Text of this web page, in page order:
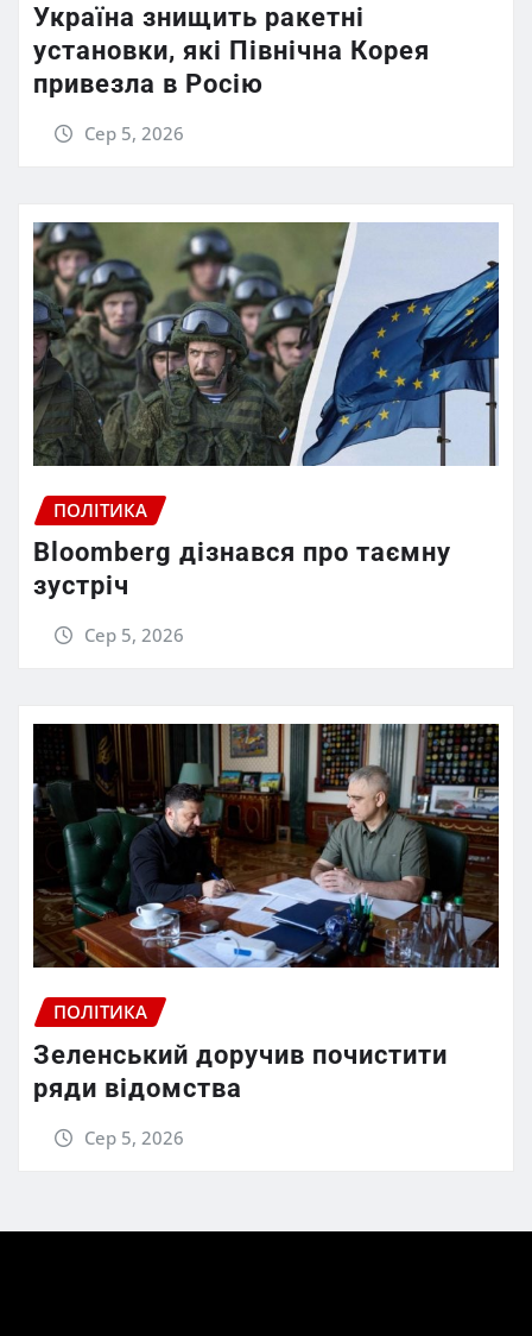
Україна знищить ракетні
установки, які Північна Корея
привезла в Росію
Сер 5, 2026
ПОЛІТИКА
Bloomberg дізнався про таємну
зустріч
Сер 5, 2026
ПОЛІТИКА
Зеленський доручив почистити
ряди відомства
Сер 5, 2026